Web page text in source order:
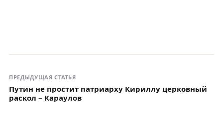
ПРЕДЫДУЩАЯ СТАТЬЯ
Путин не простит патриарху Кириллу церковный
раскол – Караулов